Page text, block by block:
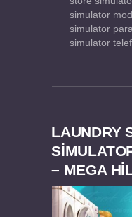
simulator
simulator
simulator
LAUNDRY
– MEGA